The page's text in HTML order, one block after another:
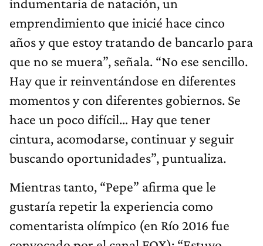
indumentaria de natación, un
emprendimiento que inicié hace cinco
años y que estoy tratando de bancarlo para
que no se muera”, señala. “No ese sencillo.
Hay que ir reinventándose en diferentes
momentos y con diferentes gobiernos. Se
hace un poco difícil… Hay que tener
cintura, acomodarse, continuar y seguir
buscando oportunidades”, puntualiza.
Mientras tanto, “Pepe” afirma que le
gustaría repetir la experiencia como
comentarista olímpico (en Río 2016 fue